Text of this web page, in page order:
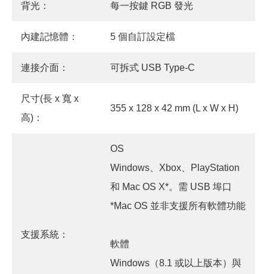
背光： 每一按鍵 RGB 發光
內建記憶體： 5 個自訂設定檔
連接介面： 可拆式 USB Type-C
尺寸(長 x 寬 x
高)：
355 x 128 x 42 mm (L x W x H)
支援系統：
OS
Windows、Xbox、PlayStation
和 Mac OS X*。需 USB 埠口
*Mac OS 並非支援所有軟體功能
軟體
Windows（8.1 或以上版本）與